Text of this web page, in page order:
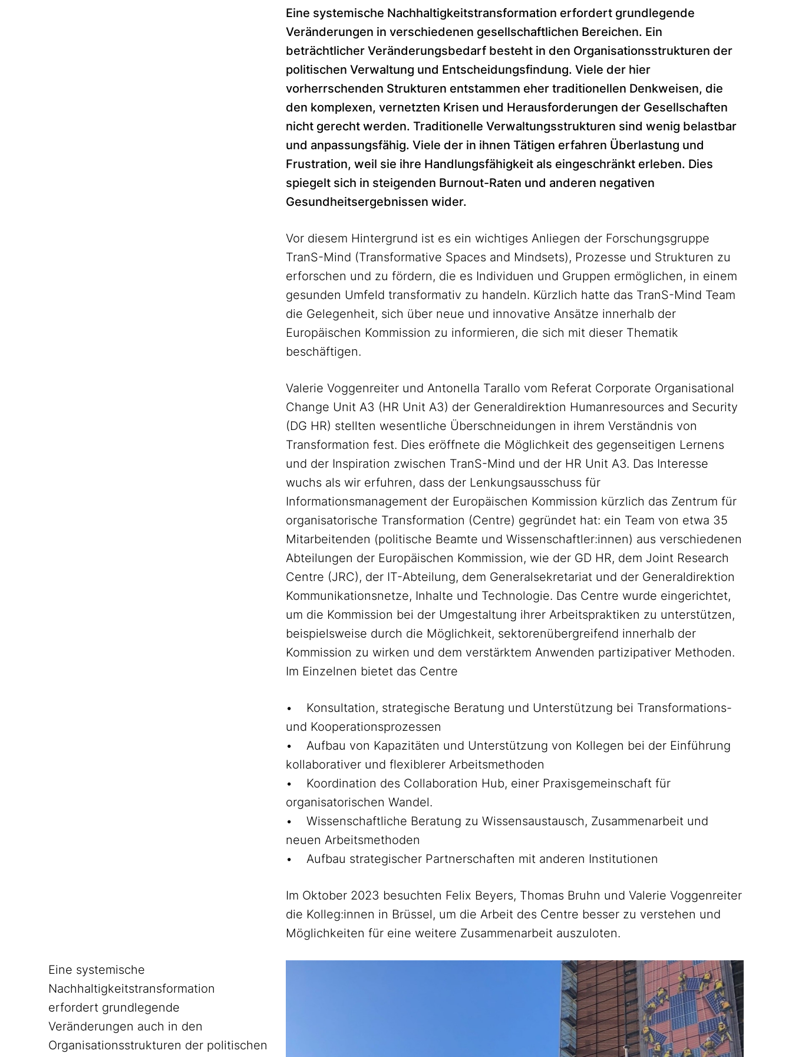
Eine systemische Nachhaltigkeitstransformation erfordert grundlegende
Veränderungen in verschiedenen gesellschaftlichen Bereichen. Ein
beträchtlicher Veränderungsbedarf besteht in den Organisationsstrukturen der
politischen Verwaltung und Entscheidungsfindung. Viele der hier
vorherrschenden Strukturen entstammen eher traditionellen Denkweisen, die
den komplexen, vernetzten Krisen und Herausforderungen der Gesellschaften
nicht gerecht werden. Traditionelle Verwaltungsstrukturen sind wenig belastbar
und anpassungsfähig. Viele der in ihnen Tätigen erfahren Überlastung und
Frustration, weil sie ihre Handlungsfähigkeit als eingeschränkt erleben. Dies
spiegelt sich in steigenden Burnout-Raten und anderen negativen
Gesundheitsergebnissen wider.
Vor diesem Hintergrund ist es ein wichtiges Anliegen der Forschungsgruppe
TranS-Mind (Transformative Spaces and Mindsets), Prozesse und Strukturen zu
erforschen und zu fördern, die es Individuen und Gruppen ermöglichen, in einem
gesunden Umfeld transformativ zu handeln. Kürzlich hatte das TranS-Mind Team
die Gelegenheit, sich über neue und innovative Ansätze innerhalb der
Europäischen Kommission zu informieren, die sich mit dieser Thematik
beschäftigen.
Valerie Voggenreiter und Antonella Tarallo vom Referat Corporate Organisational
Change Unit A3 (HR Unit A3) der Generaldirektion Humanresources and Security
(DG HR) stellten wesentliche Überschneidungen in ihrem Verständnis von
Transformation fest. Dies eröffnete die Möglichkeit des gegenseitigen Lernens
und der Inspiration zwischen TranS-Mind und der HR Unit A3. Das Interesse
wuchs als wir erfuhren, dass der Lenkungsausschuss für
Informationsmanagement der Europäischen Kommission kürzlich das Zentrum für
organisatorische Transformation (Centre) gegründet hat: ein Team von etwa 35
Mitarbeitenden (politische Beamte und Wissenschaftler:innen) aus verschiedenen
Abteilungen der Europäischen Kommission, wie der GD HR, dem Joint Research
Centre (JRC), der IT-Abteilung, dem Generalsekretariat und der Generaldirektion
Kommunikationsnetze, Inhalte und Technologie. Das Centre wurde eingerichtet,
um die Kommission bei der Umgestaltung ihrer Arbeitspraktiken zu unterstützen,
beispielsweise durch die Möglichkeit, sektorenübergreifend innerhalb der
Kommission zu wirken und dem verstärktem Anwenden partizipativer Methoden.
Im Einzelnen bietet das Centre
• Konsultation, strategische Beratung und Unterstützung bei Transformations-
und Kooperationsprozessen
• Aufbau von Kapazitäten und Unterstützung von Kollegen bei der Einführung
kollaborativer und flexiblerer Arbeitsmethoden
• Koordination des Collaboration Hub, einer Praxisgemeinschaft für
organisatorischen Wandel.
• Wissenschaftliche Beratung zu Wissensaustausch, Zusammenarbeit und
neuen Arbeitsmethoden
• Aufbau strategischer Partnerschaften mit anderen Institutionen
Im Oktober 2023 besuchten Felix Beyers, Thomas Bruhn und Valerie Voggenreiter
die Kolleg:innen in Brüssel, um die Arbeit des Centre besser zu verstehen und
Möglichkeiten für eine weitere Zusammenarbeit auszuloten.
Eine systemische
Nachhaltigkeitstransformation
erfordert grundlegende
Veränderungen auch in den
Organisationsstrukturen der politischen